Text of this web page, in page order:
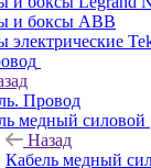
и боксы ABB
Провод
медный силовой
Назад
Кабель медный